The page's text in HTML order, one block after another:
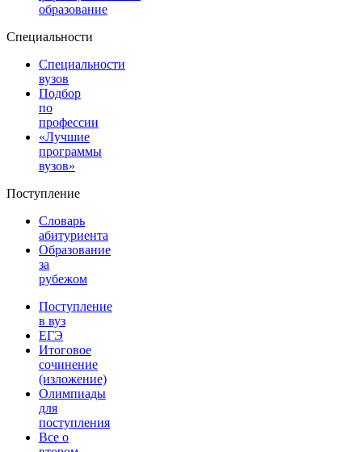
образование
Специальности
Специальности
вузов
Подбор
по
профессии
«Лучшие
программы
вузов»
Поступление
Словарь
абитуриента
Образование
за
рубежом
Поступление
в вуз
ЕГЭ
Итоговое
сочинение
(изложение)
Олимпиады
для
поступления
Все о